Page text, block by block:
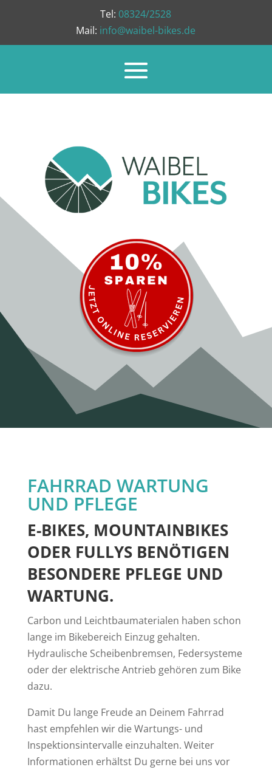
Tel: 08324/2528
Mail: info@waibel-bikes.de
FAHRRAD WARTUNG
UND PFLEGE
E-BIKES, MOUNTAINBIKES
ODER FULLYS BENÖTIGEN
BESONDERE PFLEGE UND
WARTUNG.
Carbon und Leichtbaumaterialen haben schon
lange im Bikebereich Einzug gehalten.
Hydraulische Scheibenbremsen, Federsysteme
oder der elektrische Antrieb gehören zum Bike
dazu.
Damit Du lange Freude an Deinem Fahrrad
hast empfehlen wir die Wartungs- und
Inspektionsintervalle einzuhalten. Weiter
Informationen erhältst Du gerne bei uns vor